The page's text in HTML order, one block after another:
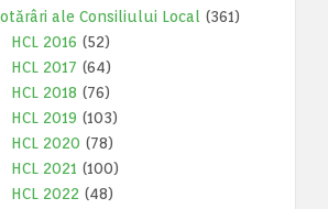
ale Consiliului Local
(361)
HCL 2016 (52)
HCL 2017 (64)
HCL 2018 (76)
HCL 2019 (103)
HCL 2020 (78)
HCL 2021 (100)
HCL 2022 (48)